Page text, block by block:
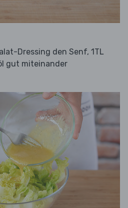
Dressing den Senf, 1TL
gut miteinander